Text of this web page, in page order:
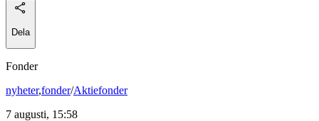
Dela
Fonder
nyheter,fonder/Aktiefonder
7 augusti, 15:58